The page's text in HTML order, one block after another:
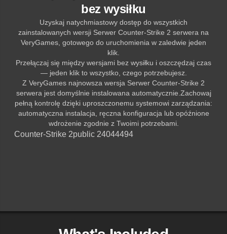
bez wysiłku
Uzyskaj natychmiastowy dostęp do wszystkich
zainstalowanych wersji Serwer Counter-Strike 2 serwera na
VeryGames, gotowego do uruchomienia w zaledwie jeden
klik.
Przełączaj się między wersjami bez wysiłku i oszczędzaj czas
— jeden klik to wszystko, czego potrzebujesz.
Z VeryGames najnowsza wersja Serwer Counter-Strike 2
serwera jest domyślnie instalowana automatycznie.Zachowaj
pełną kontrolę dzięki uproszczonemu systemowi zarządzania:
automatyczna instalacja, ręczna konfiguracja lub opóźnione
wdrożenie zgodnie z Twoimi potrzebami.
Counter-Strike 2public 24044494